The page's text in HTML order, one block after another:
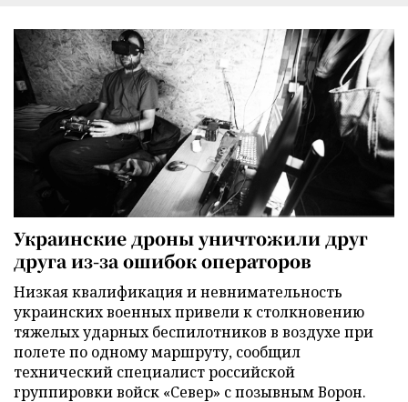
Украинские дроны уничтожили друг
друга из-за ошибок операторов
Низкая квалификация и невнимательность
украинских военных привели к столкновению
тяжелых ударных беспилотников в воздухе при
полете по одному маршруту, сообщил
технический специалист российской
группировки войск «Север» с позывным Ворон.